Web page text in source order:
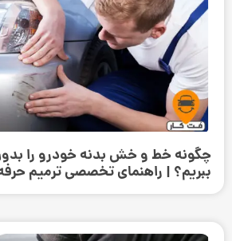
چگونه خط و خش بدنه خودرو را
ببریم؟ | راهنمای تخصصی ترمیم